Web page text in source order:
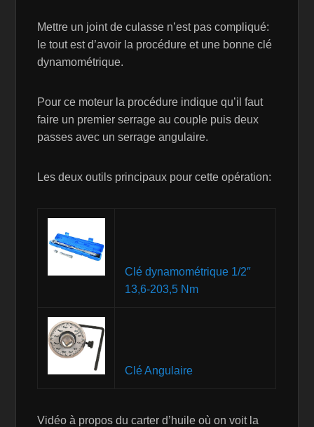
Mettre un joint de culasse n’est pas compliqué:
le tout est d’avoir la procédure et une bonne clé
dynamométrique.
Pour ce moteur la procédure indique qu’il faut
faire un premier serrage au couple puis deux
passes avec un serrage angulaire.
Les deux outils principaux pour cette opération:
Clé dynamométrique 1/2″
13,6-203,5 Nm
Clé Angulaire
Vidéo à propos du carter d’huile où on voit la